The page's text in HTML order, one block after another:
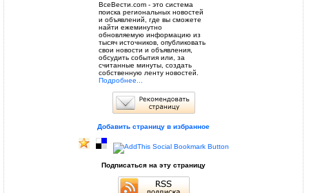
ВсеВести.com - это система
поиска региональных новостей
и объявлений, где вы сможете
найти ежеминутно
обновляемую информацию из
тысяч источников, опубликовать
свои новости и объявления,
обсудить события или, за
считанные минуты, создать
собственную ленту новостей.
Подробнее...
Добавить страницу в избранное
Подписаться на эту страницу